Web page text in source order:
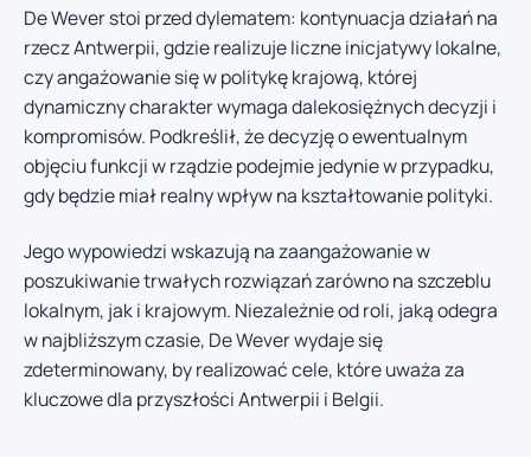
De Wever stoi przed dylematem: kontynuacja działań na
rzecz Antwerpii, gdzie realizuje liczne inicjatywy lokalne,
czy angażowanie się w politykę krajową, której
dynamiczny charakter wymaga dalekosiężnych decyzji i
kompromisów. Podkreślił, że decyzję o ewentualnym
objęciu funkcji w rządzie podejmie jedynie w przypadku,
gdy będzie miał realny wpływ na kształtowanie polityki.
Jego wypowiedzi wskazują na zaangażowanie w
poszukiwanie trwałych rozwiązań zarówno na szczeblu
lokalnym, jak i krajowym. Niezależnie od roli, jaką odegra
w najbliższym czasie, De Wever wydaje się
zdeterminowany, by realizować cele, które uważa za
kluczowe dla przyszłości Antwerpii i Belgii.